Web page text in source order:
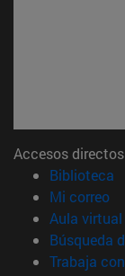
Accesos directos
Biblioteca
Mi correo
Aula virtual
Búsqueda
Trabaja